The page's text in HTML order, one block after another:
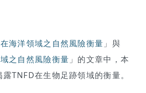
海洋領域之自然風險衡量 」與
之自然風險衡量 」的文章中，本
TNFD在生物足跡領域的衡量。